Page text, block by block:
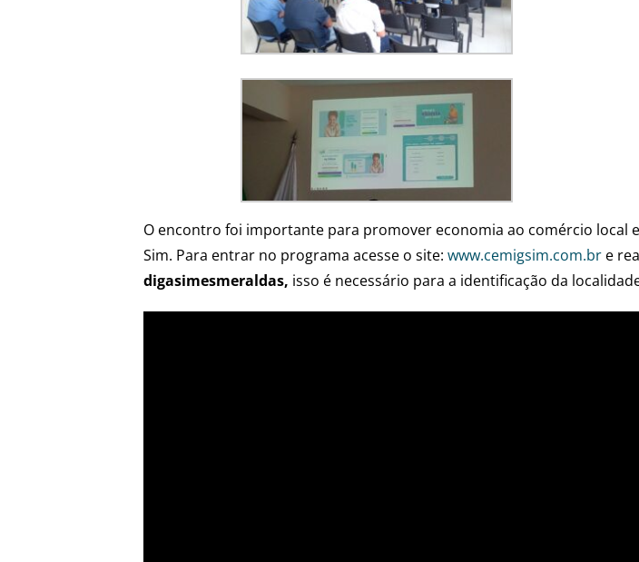
O encontro foi importante para promover economia ao comércio local
Sim. Para entrar no programa acesse o site:www.cemigsim.com.br e
digasimesmeraldas, isso é necessário para a identificação da